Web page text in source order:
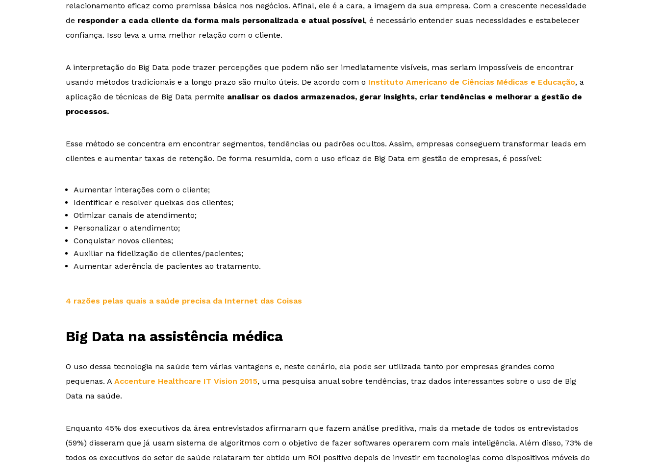
relacionamento eficaz como premissa básica nos negócios. Afinal, ele é a cara, a imagem da sua empresa. Com a crescente necessidade
de responder a cada cliente da forma mais personalizada e atual possível, é necessário entender suas necessidades e estabelecer
confiança. Isso leva a uma melhor relação com o cliente.
A interpretação do Big Data pode trazer percepções que podem não ser imediatamente visíveis, mas seriam impossíveis de encontrar
usando métodos tradicionais e a longo prazo são muito úteis. De acordo com o Instituto Americano de Ciências Médicas e Educação, a
aplicação de técnicas de Big Data permite analisar os dados armazenados, gerar insights, criar tendências e melhorar a gestão de
processos.
Esse método se concentra em encontrar segmentos, tendências ou padrões ocultos. Assim, empresas conseguem transformar leads em
clientes e aumentar taxas de retenção. De forma resumida, com o uso eficaz de Big Data em gestão de empresas, é possível:
Aumentar interações com o cliente;
Identificar e resolver queixas dos clientes;
Otimizar canais de atendimento;
Personalizar o atendimento;
Conquistar novos clientes;
Auxiliar na fidelização de clientes/pacientes;
Aumentar aderência de pacientes ao tratamento.
4 razões pelas quais a saúde precisa da Internet das Coisas
Big Data na assistência médica
O uso dessa tecnologia na saúde tem várias vantagens e, neste cenário, ela pode ser utilizada tanto por empresas grandes como
pequenas. AAccenture Healthcare IT Vision 2015, uma pesquisa anual sobre tendências, traz dados interessantes sobre o uso de Big
Data na saúde.
Enquanto 45% dos executivos da área entrevistados afirmaram que fazem análise preditiva, mais da metade de todos os entrevistados
(59%) disseram que já usam sistema de algoritmos com o objetivo de fazer softwares operarem com mais inteligência. Além disso, 73% de
todos os executivos do setor de saúde relataram ter obtido um ROI positivo depois de investir em tecnologias como dispositivos móveis do